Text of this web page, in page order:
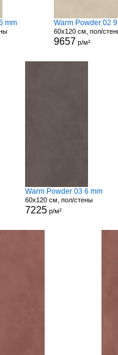
mm Warm Powder 02
60x120 см, пол/
9657 р/м²
Warm Powder 03 6 mm
60x120 см, пол/стены
7225р/м²